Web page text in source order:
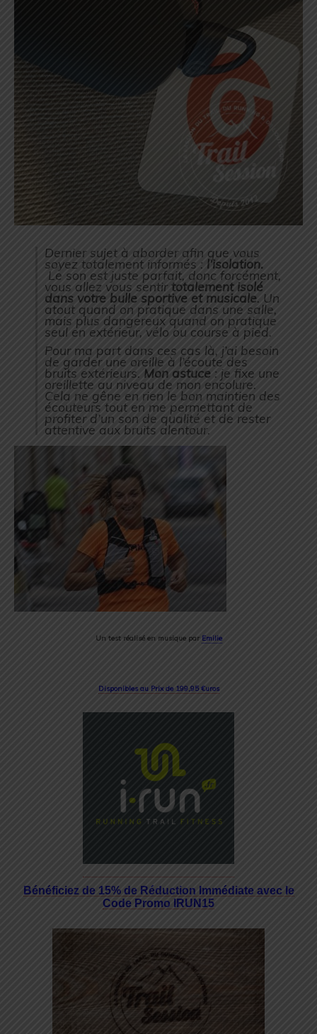
Dernier sujet à aborder afin que vous
soyez totalement informés : l’isolation.
Le son est juste parfait, donc forcément,
vous allez vous sentirtotalement isolé
dans votre bulle sportive et musicale. Un
atout quand on pratique dans une salle,
mais plus dangereux quand on pratique
seul en extérieur, vélo ou course à pied.
Pour ma part dans ces cas là, j’ai besoin
de garder une oreille à l’écoute des
bruits extérieurs. Mon astuce : je fixe une
oreillette au niveau de mon encolure.
Cela ne gêne en rien le bon maintien des
écouteurs tout en me permettant de
profiter d’un son de qualité et de rester
attentive aux bruits alentour.
Un test réalisé en musique par Emilie
Disponibles au Prix de 199,95 €uros
Bénéficiez de 15% de Réduction Immédiate avec le
Code Promo IRUN15